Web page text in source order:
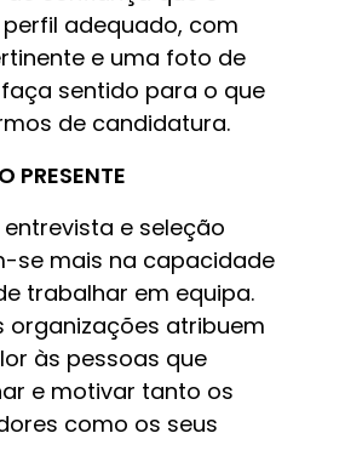
adequado, com
e uma foto de
sentido para o que
de candidatura.
PRESENTE
e seleção
se mais na capacidade
trabalhar em equipa.
organizações atribuem
às pessoas que
e motivar tanto os
como os seus